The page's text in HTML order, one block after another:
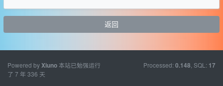
返回
Powered byXiuno本站已勉强运行
了 7 年 336 天
Processed: 0.148 , SQL: 17